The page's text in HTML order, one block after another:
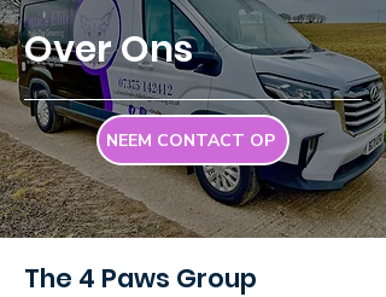
Over Ons
NEEM CONTACT OP
The 4 Paws Group